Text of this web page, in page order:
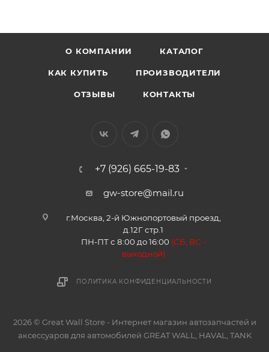
О КОМПАНИИ КАТАЛОГ
КАК КУПИТЬ ПРОИЗВОДИТЕЛИ
ОТЗЫВЫ КОНТАКТЫ
+7 (926) 665-19-83
gw-store@mail.ru
г.Москва, 2-й Южнопортовый проезд,
д.12Г стр.1
ПН-ПТ с 8:00 до 16:00 (СБ, ВС -
выходной)
ПОЛИТИКА КОНФИДЕНЦИАЛЬНОСТИ
2026 © Great Wall Store - Интернет магазин автозапчастей и
аксессуаров для автомобилей GREAT WALL, HAVAL, TANK